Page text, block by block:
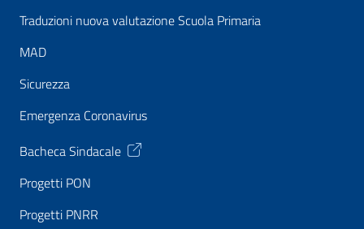
Traduzioni nuova valutazione Scuola Primaria
MAD
Sicurezza
Emergenza Coronavirus
Bacheca Sindacale
Progetti PON
Progetti PNRR